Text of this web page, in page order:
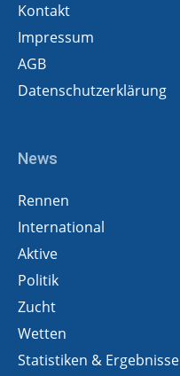
Kontakt
Impressum
AGB
Datenschutzerklärung
News
Rennen
International
Aktive
Politik
Zucht
Wetten
Statistiken & Ergebnisse